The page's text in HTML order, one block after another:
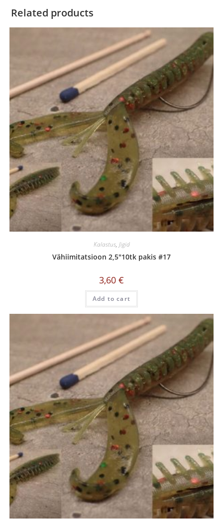
Related products
Kalastus, Jigid
Vähiimitatsioon 2,5″10tk pakis #17
3,60 €
Add to cart